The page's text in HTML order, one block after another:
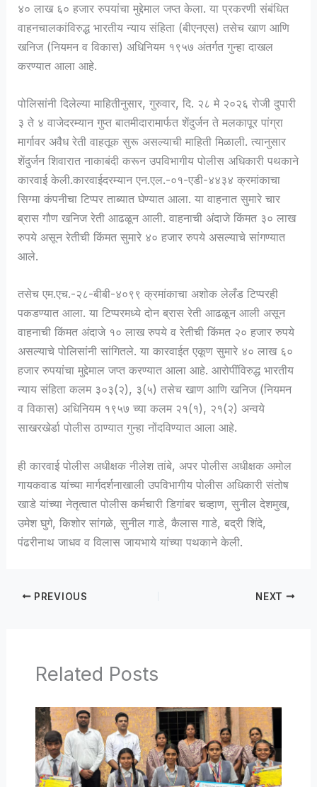
४० लाख ६० हजार रुपयांचा मुद्देमाल जप्त केला. या प्रकरणी संबंधित
वाहनचालकांविरुद्ध भारतीय न्याय संहिता (बीएनएस) तसेच खाण आणि
खनिज (नियमन व विकास) अधिनियम १९५७ अंतर्गत गुन्हा दाखल
करण्यात आला आहे.
पोलिसांनी दिलेल्या माहितीनुसार, गुरुवार, दि. २८ मे २०२६ रोजी दुपारी
३ ते ४ वाजेदरम्यान गुप्त बातमीदारामार्फत शेंदुर्जन ते मलकापूर पांग्रा
मार्गावर अवैध रेती वाहतूक सुरू असल्याची माहिती मिळाली. त्यानुसार
शेंदुर्जन शिवारात नाकाबंदी करून उपविभागीय पोलीस अधिकारी पथकाने
कारवाई केली.कारवाईदरम्यान एन.एल.-०१-एडी-४४३४ क्रमांकाचा
सिग्मा कंपनीचा टिप्पर ताब्यात घेण्यात आला. या वाहनात सुमारे चार
ब्रास गौण खनिज रेती आढळून आली. वाहनाची अंदाजे किंमत ३० लाख
रुपये असून रेतीची किंमत सुमारे ४० हजार रुपये असल्याचे सांगण्यात
आले.
तसेच एम.एच.-२८-बीबी-४०९९ क्रमांकाचा अशोक लेलँड टिप्परही
पकडण्यात आला. या टिप्परमध्ये दोन ब्रास रेती आढळून आली असून
वाहनाची किंमत अंदाजे १० लाख रुपये व रेतीची किंमत २० हजार रुपये
असल्याचे पोलिसांनी सांगितले. या कारवाईत एकूण सुमारे ४० लाख ६०
हजार रुपयांचा मुद्देमाल जप्त करण्यात आला आहे. आरोपींविरुद्ध भारतीय
न्याय संहिता कलम ३०३(२), ३(५) तसेच खाण आणि खनिज (नियमन
व विकास) अधिनियम १९५७ च्या कलम २१(१), २१(२) अन्वये
साखरखेर्डा पोलीस ठाण्यात गुन्हा नोंदविण्यात आला आहे.
ही कारवाई पोलीस अधीक्षक नीलेश तांबे, अपर पोलीस अधीक्षक अमोल
गायकवाड यांच्या मार्गदर्शनाखाली उपविभागीय पोलीस अधिकारी संतोष
खाडे यांच्या नेतृत्वात पोलीस कर्मचारी डिगांबर चव्हाण, सुनील देशमुख,
उमेश घुगे, किशोर सांगळे, सुनील गाडे, कैलास गाडे, बद्री शिंदे,
पंढरीनाथ जाधव व विलास जायभाये यांच्या पथकाने केली.
PREVIOUS NEXT
Related Posts